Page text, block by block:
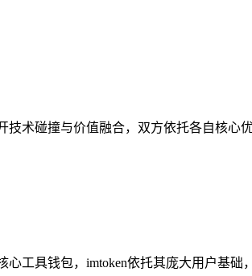
术碰撞与价值融合，双方依托各自核心
工具钱包，imtoken依托其庞大用户基础